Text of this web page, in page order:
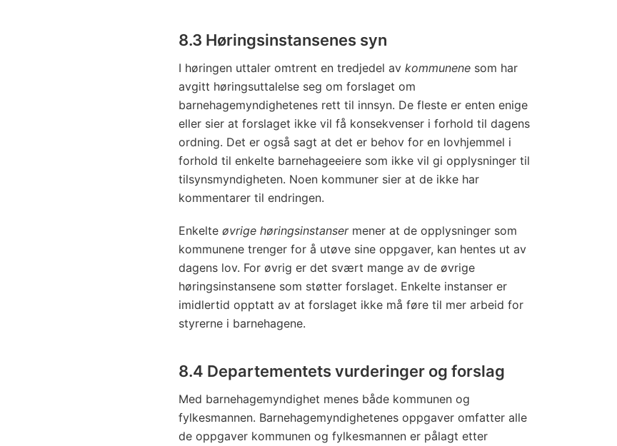
8.3 Høringsinstansenes syn
I høringen uttaler omtrent en tredjedel av kommunene som har
avgitt høringsuttalelse seg om forslaget om
barnehagemyndighetenes rett til innsyn. De fleste er enten enige
eller sier at forslaget ikke vil få konsekvenser i forhold til dagens
ordning. Det er også sagt at det er behov for en lovhjemmel i
forhold til enkelte barnehageeiere som ikke vil gi opplysninger til
tilsynsmyndigheten. Noen kommuner sier at de ikke har
kommentarer til endringen.
Enkelte øvrige høringsinstansermener at de opplysninger som
kommunene trenger for å utøve sine oppgaver, kan hentes ut av
dagens lov. For øvrig er det svært mange av de øvrige
høringsinstansene som støtter forslaget. Enkelte instanser er
imidlertid opptatt av at forslaget ikke må føre til mer arbeid for
styrerne i barnehagene.
8.4 Departementets vurderinger og forslag
Med barnehagemyndighet menes både kommunen og
fylkesmannen. Barnehagemyndighetenes oppgaver omfatter alle
de oppgaver kommunen og fylkesmannen er pålagt etter